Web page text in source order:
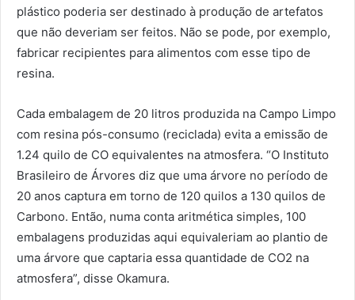
plástico poderia ser destinado à produção de artefatos
que não deveriam ser feitos. Não se pode, por exemplo,
fabricar recipientes para alimentos com esse tipo de
resina.
Cada embalagem de 20 litros produzida na Campo Limpo
com resina pós-consumo (reciclada) evita a emissão de
1.24 quilo de CO equivalentes na atmosfera. “O Instituto
Brasileiro de Árvores diz que uma árvore no período de
20 anos captura em torno de 120 quilos a 130 quilos de
Carbono. Então, numa conta aritmética simples, 100
embalagens produzidas aqui equivaleriam ao plantio de
uma árvore que captaria essa quantidade de CO2 na
atmosfera”, disse Okamura.